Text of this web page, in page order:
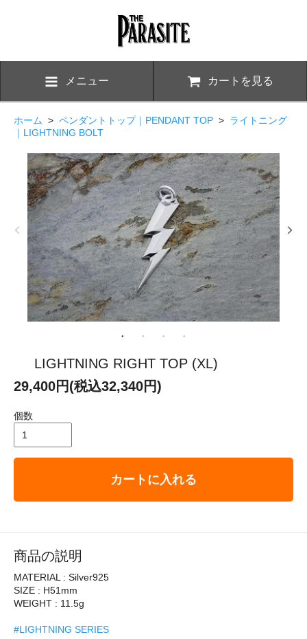
メニュー カートを見る
ホーム > ペンダントトップ｜PENDANT TOP > ライトニング
｜LIGHTNING BOLT
LIGHTNING RIGHT TOP (XL)
29,400円(税込32,340円)
個数
カートに入れる
商品の説明
MATERIAL : Silver925
SIZE : H51mm
WEIGHT : 11.5g
#LIGHTNING SERIES